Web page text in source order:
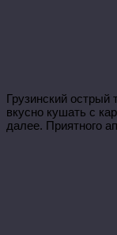
Грузинский острый
вкусно кушать с
далее. Приятного